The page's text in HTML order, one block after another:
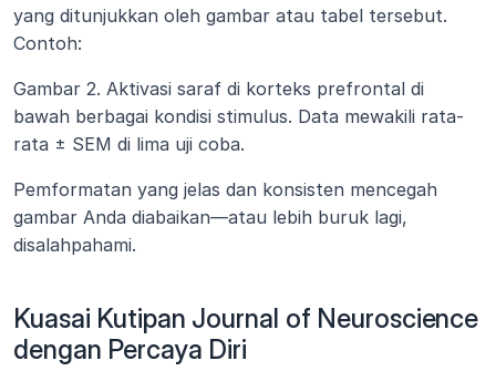
yang ditunjukkan oleh gambar atau tabel tersebut.
Contoh:
Gambar 2. Aktivasi saraf di korteks prefrontal di
bawah berbagai kondisi stimulus. Data mewakili rata-
rata ± SEM di lima uji coba.
Pemformatan yang jelas dan konsisten mencegah
gambar Anda diabaikan—atau lebih buruk lagi,
disalahpahami.
Kuasai Kutipan Journal of Neuroscience
dengan Percaya Diri